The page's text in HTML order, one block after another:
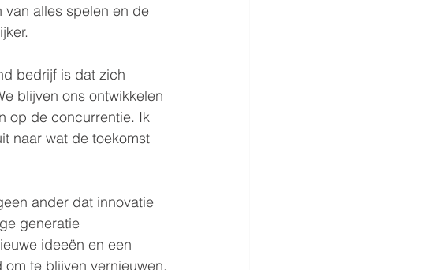
alles spelen en de
bedrijf is dat zich
blijven ons ontwikkelen
op de concurrentie. Ik
naar wat de toekomst
ander dat innovatie
generatie
ideeën en een
te blijven vernieuwen.